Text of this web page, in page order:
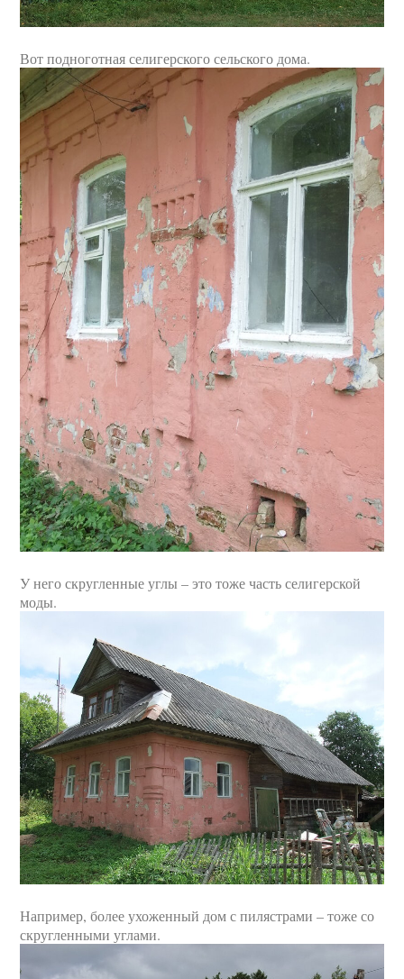
Вот подноготная селигерского сельского дома.
У него скругленные углы – это тоже часть селигерской
моды.
Например, более ухоженный дом с пилястрами – тоже со
скругленными углами.